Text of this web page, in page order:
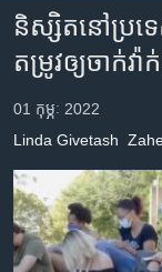
ចូល​
ទំព័រ​
ម្តង
រំលង​
និង​
ចូល​
ទៅ​
ហេឡូវីអូអេ
កម្ពុជាច្នៃប្រតិដ្ឋ
ទូរទស្សន៍ / វីដេអូ​
វិទ្យុ / ផតខាសថ៍
និស្សិត​នៅ​ប្រទេ
តម្រូវ​ឲ្យ​ចាក់​វ៉
01 កុម្ភៈ 2022
Linda Givetash